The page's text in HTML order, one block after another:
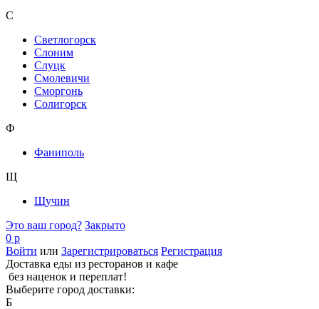
С
Светлогорск
Слоним
Слуцк
Смолевичи
Сморгонь
Солигорск
Ф
Фаниполь
Щ
Щучин
Это ваш город? Закрыто
0 р
Войти или Зарегистрироваться Регистрация
Доставка еды из ресторанов и кафе
без наценок и переплат!
Выберите город доставки:
Б